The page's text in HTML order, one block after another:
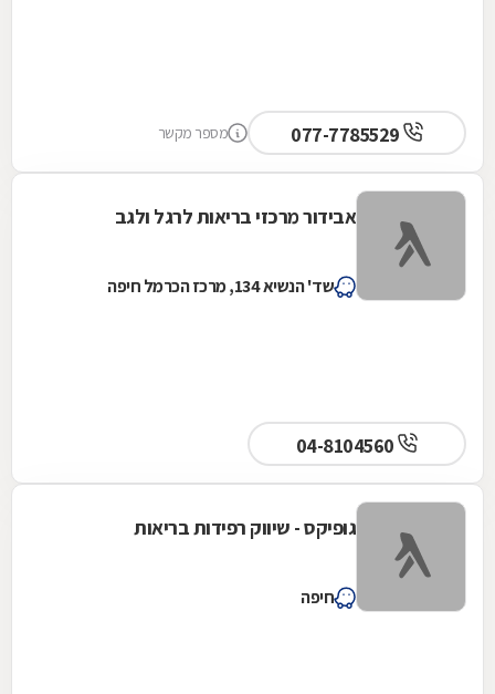
מספר מקשר
אבידור מרכזי בריאות לרגל ולגב
שד' הנשיא 134, מרכז הכרמל חיפה
04-8104560
גופיקס - שיווק רפידות בריאות
חיפה